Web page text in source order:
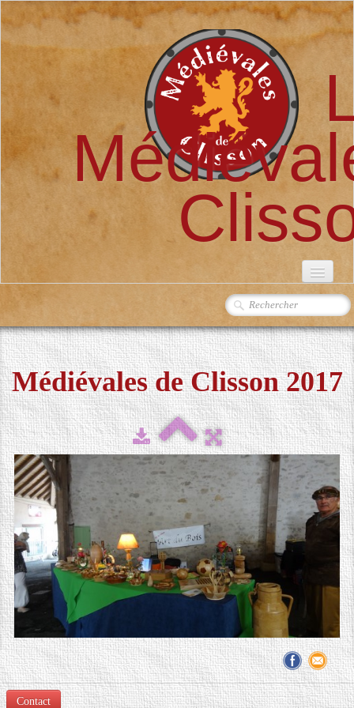
L'ASSOCIATION▼
FESTIVAL 2026▼
MÉDIAS▼
CONTACT
LOCATION DE COSTUMES
Médiévales de Clisson 2017
Contact